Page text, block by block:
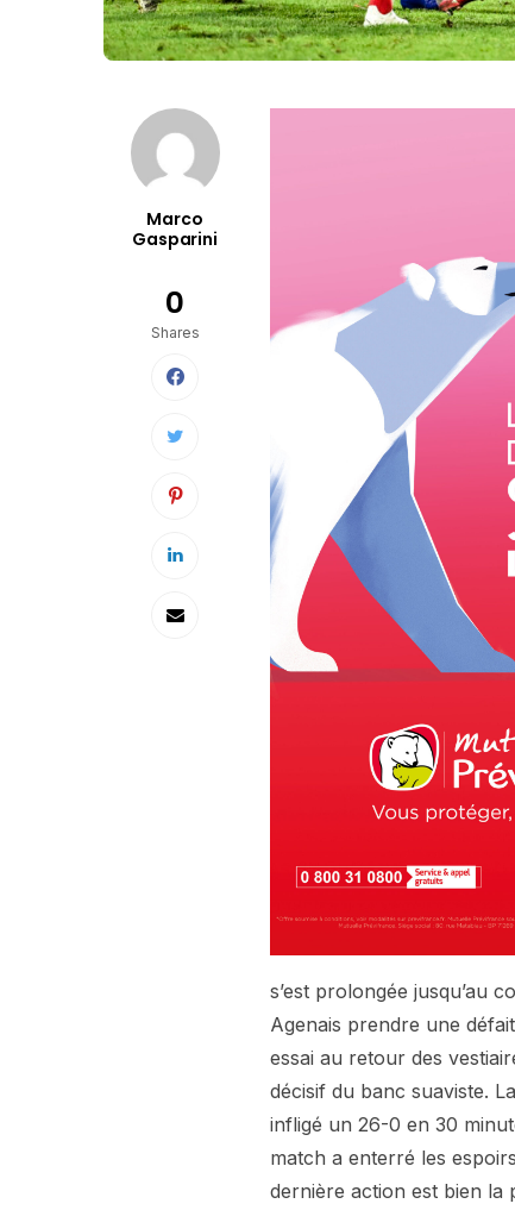
Marco
Gasparini
0
Shares
s’est prolongée jusqu’au
Agenais prendre une
essai au retour des
décisif du banc suaviste.
infligé un 26-0 en 30
match a enterré les
dernière action est bien la